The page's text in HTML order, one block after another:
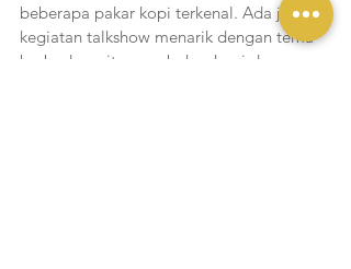
beberapa pakar kopi terkenal. Ada juga
kegiatan talkshow menarik dengan tema
berbeda, yaitu membahas kopi dan